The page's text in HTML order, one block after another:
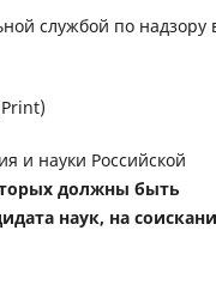
службой по надзору
и науки Российской
должны быть
наук, на